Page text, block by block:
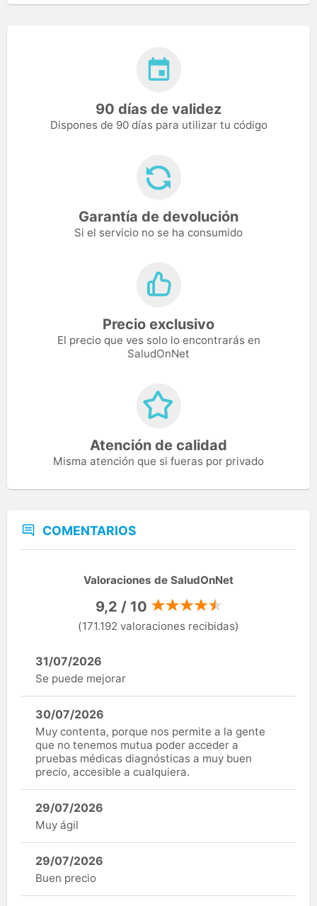
90 días de validez
Dispones de 90 días para utilizar tu código
Garantía de devolución
Si el servicio no se ha consumido
Precio exclusivo
El precio que ves solo lo encontrarás en
SaludOnNet
Atención de calidad
Misma atención que si fueras por privado
COMENTARIOS
Valoraciones de SaludOnNet
9,2 / 10
(171.192 valoraciones recibidas)
31/07/2026
Se puede mejorar
30/07/2026
Muy contenta, porque nos permite a la gente
que no tenemos mutua poder acceder a
pruebas médicas diagnósticas a muy buen
precio, accesible a cualquiera.
29/07/2026
Muy ágil
29/07/2026
Buen precio